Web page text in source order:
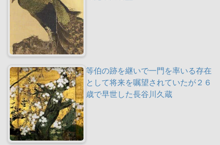
等伯の跡を継いで一門を率いる存在
として将来を嘱望されていたが２６
歳で早世した長谷川久蔵